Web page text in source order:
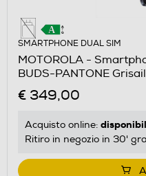
SMARTPHONE DUAL SIM
MOTOROLA -
BUDS-PANTONE
€ 349,00
Acquisto online:
Ritiro in negozio in 30'